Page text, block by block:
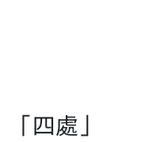
「四處」